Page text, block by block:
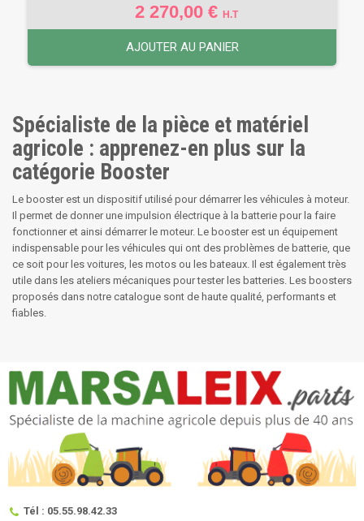
2 270,00 € H.T
AJOUTER AU PANIER
Spécialiste de la pièce et matériel
agricole : apprenez-en plus sur la
catégorie Booster
Le booster est un dispositif utilisé pour démarrer les véhicules à moteur.
Il permet de donner une impulsion électrique à la batterie pour la faire
fonctionner et ainsi démarrer le moteur. Le booster est un équipement
indispensable pour les véhicules qui ont des problèmes de batterie, que
ce soit pour les voitures, les motos ou les bateaux. Il est également très
utile dans les ateliers mécaniques pour tester les batteries. Les boosters
proposés dans notre catalogue sont de haute qualité, performants et
fiables.
Tél : 05.55.98.42.33